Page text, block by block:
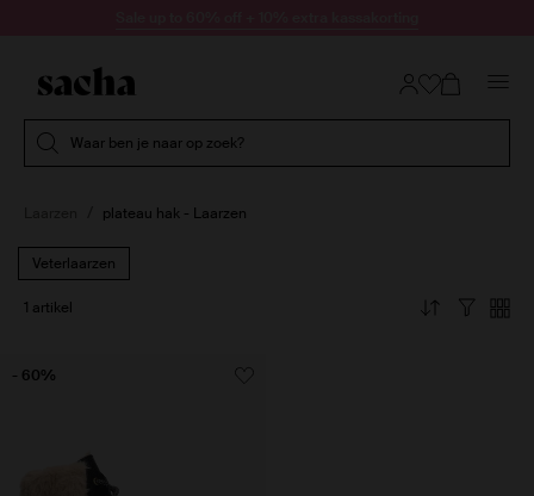
Waar ben je naar op zoek?
plateau hak - Laarzen
Veterlaarzen
1 artikel
- 60%